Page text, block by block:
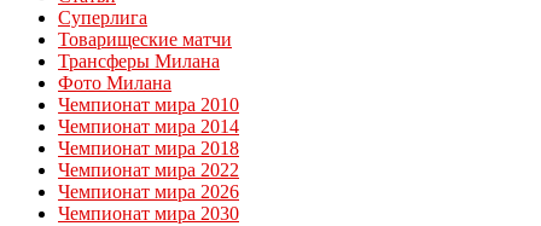
Суперлига
Товарищеские матчи
Трансферы Милана
Фото Милана
Чемпионат мира 2010
Чемпионат мира 2014
Чемпионат мира 2018
Чемпионат мира 2022
Чемпионат мира 2026
Чемпионат мира 2030